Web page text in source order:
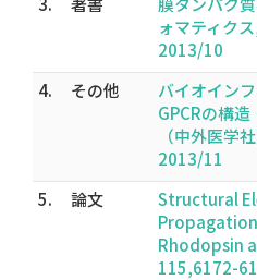
ォマティク
2013/10
4.
その他
バイオイン
GPCRの構
（中外医学
2013/11
5.
論文
Structural
Rhodopsin
115,6172-